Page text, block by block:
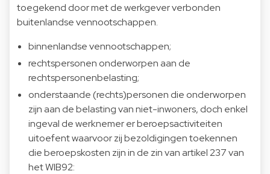
toegekend door met de werkgever verbonden
buitenlandse vennootschappen.
binnenlandse vennootschappen;
rechtspersonen onderworpen aan de
rechtspersonenbelasting;
onderstaande (rechts)personen die onderworpen
zijn aan de belasting van niet-inwoners, doch enkel
ingeval de werknemer er beroepsactiviteiten
uitoefent waarvoor zij bezoldigingen toekennen
die beroepskosten zijn in de zin van artikel 237 van
het WIB92: